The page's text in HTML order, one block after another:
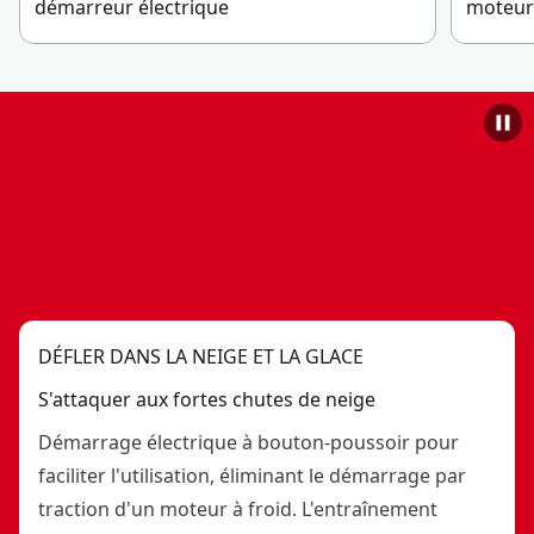
sol
démarreur électrique
DÉFLER DANS LA NEIGE ET LA GLACE
S'attaquer aux fortes chutes de neige
Démarrage électrique à bouton-poussoir pour
faciliter l'utilisation, éliminant le démarrage par
traction d'un moteur à froid. L'entraînement